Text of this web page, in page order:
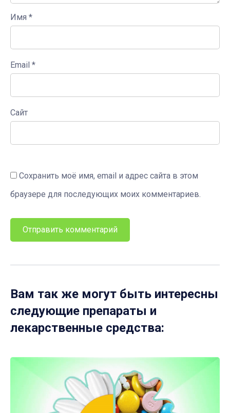
Имя *
Email *
Сайт
Сохранить моё имя, email и адрес сайта в этом
браузере для последующих моих комментариев.
Вам так же могут быть интересны
следующие препараты и
лекарственные средства: